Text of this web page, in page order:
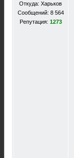
Откуда: Харьков
Сообщений: 8 564
Репутация: 1273